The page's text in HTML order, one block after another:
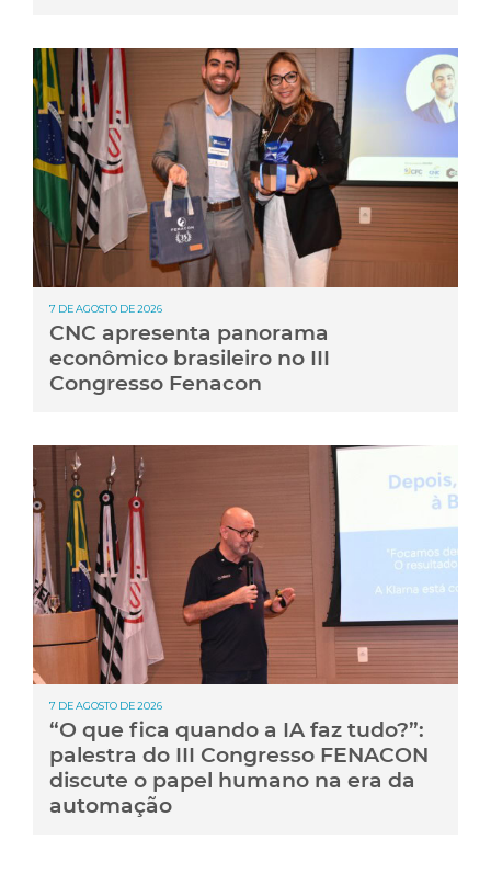
7 DE AGOSTO DE 2026
CNC apresenta panorama
econômico brasileiro no III
Congresso Fenacon
7 DE AGOSTO DE 2026
“O que fica quando a IA faz tudo?”:
palestra do III Congresso FENACON
discute o papel humano na era da
automação